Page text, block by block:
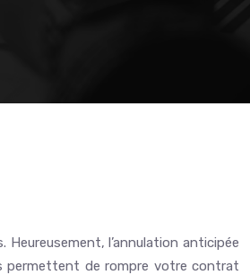
l’annulation anticipée
permettent de rompre votre contrat